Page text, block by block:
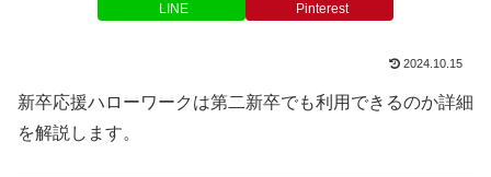
LINE Pinterest
2024.10.15
新卒応援ハローワークは第二新卒でも利用できるのか詳細
を解説します。